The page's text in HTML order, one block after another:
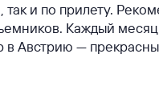
и по прилету.
Каждый
в Австрию —